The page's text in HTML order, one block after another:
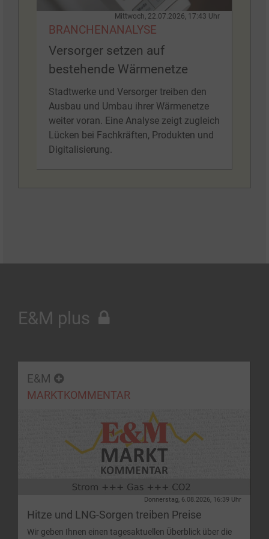
Mittwoch, 22.07.2026, 17:43 Uhr
BRANCHENANALYSE
Versorger setzen auf
bestehende Wärmenetze
Stadtwerke und Versorger treiben den
Ausbau und Umbau ihrer Wärmenetze
weiter voran. Eine Analyse zeigt zugleich
Lücken bei Fachkräften, Produkten und
Digitalisierung.
E&M plus
E&M
MARKTKOMMENTAR
Donnerstag, 6.08.2026, 16:39 Uhr
Hitze und LNG-Sorgen treiben Preise
Wir geben Ihnen einen tagesaktuellen Überblick über die